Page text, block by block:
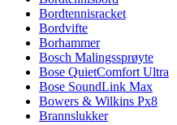
Bordtennisracket
Bordvifte
Borhammer
Bosch Malingssprøyte
Bose QuietComfort Ultra
Bose SoundLink Max
Bowers & Wilkins Px8
Brannslukker